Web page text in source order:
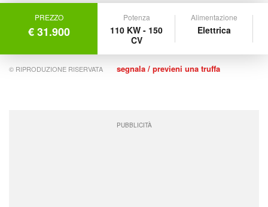
PREZZO
€ 31.900
Potenza
110 KW - 150
CV
Alimentazione
Elettrica
© RIPRODUZIONE RISERVATA segnala / previeni una truffa
PUBBLICITÀ